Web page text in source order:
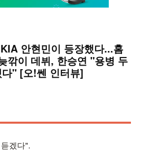
안현민이 등장했다...홈
깎이 데뷔, 한승연 "용병 두
" [오!쎈 인터뷰]
겠다".